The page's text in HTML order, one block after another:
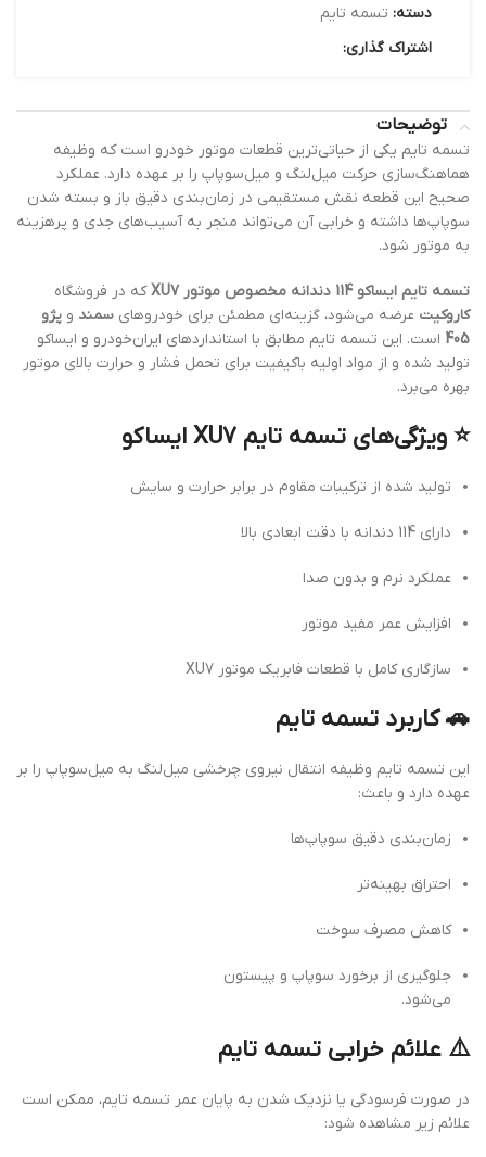
دسته: تسمه تایم
اشتراک گذاری:
توضیحات
تسمه تایم یکی از حیاتی‌ترین قطعات موتور خودرو است که وظیفه
هماهنگ‌سازی حرکت میل‌لنگ و میل‌سوپاپ را بر عهده دارد. عملکرد
صحیح این قطعه نقش مستقیمی در زمان‌بندی دقیق باز و بسته شدن
سوپاپ‌ها داشته و خرابی آن می‌تواند منجر به آسیب‌های جدی و پرهزینه
به موتور شود.
تسمه تایم ایساکو 114 دندانه مخصوص موتور XU7
که در فروشگاه
کاروکیت عرضه می‌شود، گزینه‌ای مطمئن برای خودروهای سمند و پژو
405 است. این تسمه تایم مطابق با استانداردهای ایران‌خودرو و ایساکو
تولید شده و از مواد اولیه باکیفیت برای تحمل فشار و حرارت بالای موتور
بهره می‌برد.
⭐ ویژگی‌های تسمه تایم XU7 ایساکو
تولید شده از ترکیبات مقاوم در برابر حرارت و سایش
دارای 114 دندانه با دقت ابعادی بالا
عملکرد نرم و بدون صدا
افزایش عمر مفید موتور
سازگاری کامل با قطعات فابریک موتور XU7
🚗 کاربرد تسمه تایم
این تسمه تایم وظیفه انتقال نیروی چرخشی میل‌لنگ به میل‌سوپاپ را بر
عهده دارد و باعث:
زمان‌بندی دقیق سوپاپ‌ها
احتراق بهینه‌تر
کاهش مصرف سوخت
جلوگیری از برخورد سوپاپ و پیستون
می‌شود.
⚠️ علائم خرابی تسمه تایم
در صورت فرسودگی یا نزدیک شدن به پایان عمر تسمه تایم، ممکن است
علائم زیر مشاهده شود: